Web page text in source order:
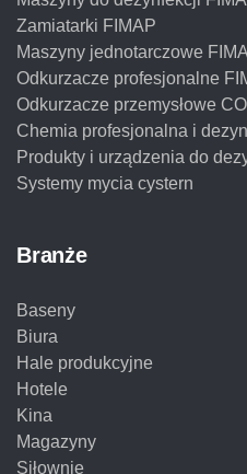
Zamiatarki FIMAP
Maszyny jednotarczowe
Odkurzacze profesjonalne
Odkurzacze przemysłowe
Chemia profesjonalna i
Produkty i urządzenia do
Systemy mycia cystern
Branże
Baseny
Biura
Hale produkcyjne
Hotele
Kina
Magazyny
Siłownie